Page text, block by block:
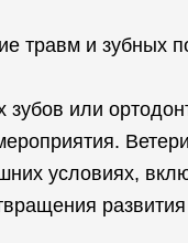
травм и зубных
или
условиях,